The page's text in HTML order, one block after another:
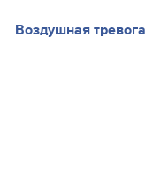
Воздушная тревога
Интервью Блоги